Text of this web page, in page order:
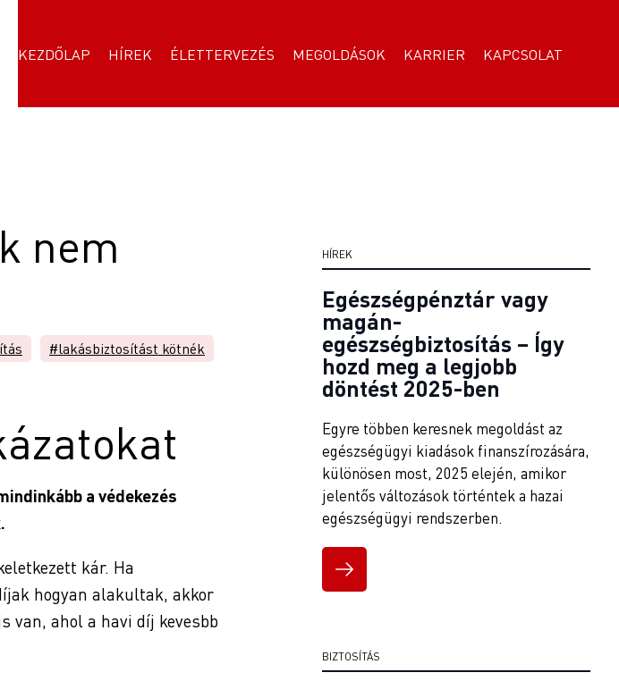
KEZDŐLAP HÍREK ÉLETTERVEZÉS MEGOLDÁSOK KARRIER KAPCSOLAT
nem
#lakásbiztosítást kötnék
a védekezés
kár. Ha
hogyan alakultak, akkor
van, ahol a havi díj kevesbb
HÍREK
Egészségpénztár vagy
magán-
egészségbiztosítás – Így
hozd meg a legjobb
döntést 2025-ben
Egyre többen keresnek megoldást az
egészségügyi kiadások finanszírozására,
különösen most, 2025 elején, amikor
jelentős változások történtek a hazai
egészségügyi rendszerben.
BIZTOSÍTÁS